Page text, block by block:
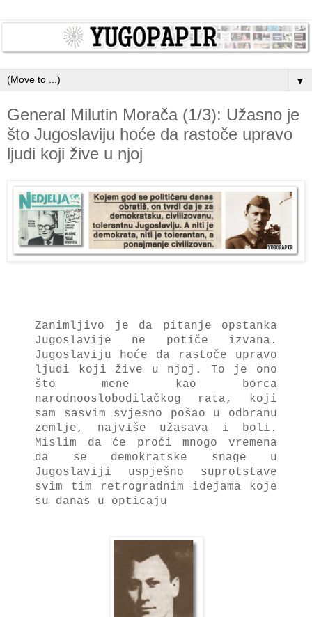
▼
General Milutin Morača (1/3): Užasno je
što Jugoslaviju hoće da rastoče upravo
ljudi koji žive u njoj
Zanimljivo je da pitanje opstanka
Jugoslavije ne potiče izvana.
Jugoslaviju hoće da rastoče upravo
ljudi koji žive u njoj. To je ono
što mene kao borca
narodnooslobodilačkog rata, koji
sam sasvim svjesno pošao u odbranu
zemlje, najviše užasava i boli.
Mislim da će proći mnogo vremena
da se demokratske snage u
Jugoslaviji uspješno suprotstave
svim tim retrogradnim idejama koje
su danas u opticaju